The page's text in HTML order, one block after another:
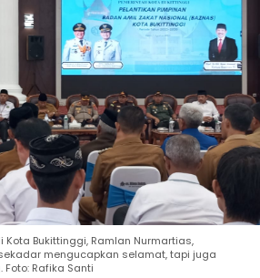
Bukittinggi, Ramlan Nurmartias,
mengucapkan selamat, tapi juga
Rafika Santi